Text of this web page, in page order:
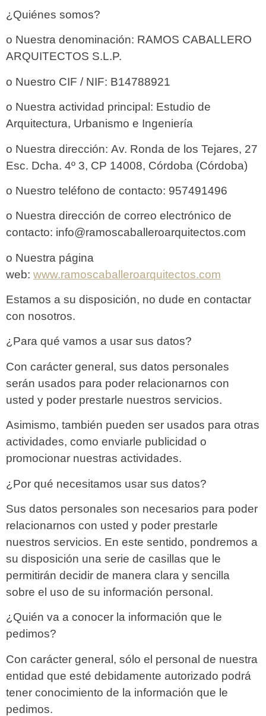
¿ Quiénes somos?
o Nuestra denominación: RAMOS CABALLERO
ARQUITECTOS S.L.P.
o Nuestro CIF / NIF: B14788921
o Nuestra actividad principal: Estudio de
Arquitectura, Urbanismo e Ingeniería
o Nuestra dirección: Av. Ronda de los Tejares, 27
Esc. Dcha. 4º 3, CP 14008, Córdoba (Córdoba)
o Nuestro teléfono de contacto: 957491496
o Nuestra dirección de correo electrónico de
contacto: info@ramoscaballeroarquitectos.com
o Nuestra página
web: www.ramoscaballeroarquitectos.com
Estamos a su disposición, no dude en contactar
con nosotros.
¿Para qué vamos a usar sus datos?
Con carácter general, sus datos personales
serán usados para poder relacionarnos con
usted y poder prestarle nuestros servicios.
Asimismo, también pueden ser usados para otras
actividades, como enviarle publicidad o
promocionar nuestras actividades.
¿Por qué necesitamos usar sus datos?
Sus datos personales son necesarios para poder
relacionarnos con usted y poder prestarle
nuestros servicios. En este sentido, pondremos a
su disposición una serie de casillas que le
permitirán decidir de manera clara y sencilla
sobre el uso de su información personal.
¿Quién va a conocer la información que le
pedimos?
Con carácter general, sólo el personal de nuestra
entidad que esté debidamente autorizado podrá
tener conocimiento de la información que le
pedimos.